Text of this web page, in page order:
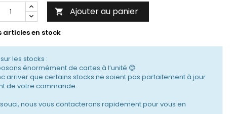
 Ajouter au panier
articles en stock
les stocks :
énormément de cartes à l’unité 😊
arriver que certains stocks ne soient pas parfaitement à jour
de votre commande.
nous vous contacterons rapidement pour vous en